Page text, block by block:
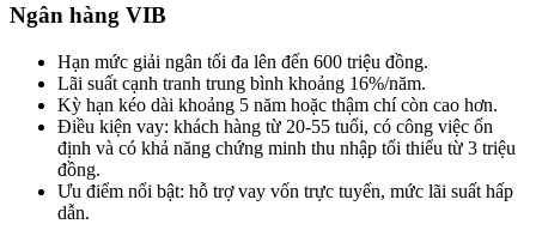
Ngân hàng VIB
Hạn mức giải ngân tối đa lên đến 600 triệu đồng.
Lãi suất cạnh tranh trung bình khoảng 16%/năm.
Kỳ hạn kéo dài khoảng 5 năm hoặc thậm chí còn cao hơn.
Điều kiện vay: khách hàng từ 20-55 tuổi, có công việc ổn
định và có khả năng chứng minh thu nhập tối thiểu từ 3 triệu
đồng.
Ưu điểm nổi bật: hỗ trợ vay vốn trực tuyến, mức lãi suất hấp
dẫn.